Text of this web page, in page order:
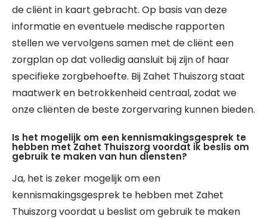
de cliënt in kaart gebracht. Op basis van deze
informatie en eventuele medische rapporten
stellen we vervolgens samen met de cliënt een
zorgplan op dat volledig aansluit bij zijn of haar
specifieke zorgbehoefte. Bij Zahet Thuiszorg staat
maatwerk en betrokkenheid centraal, zodat we
onze cliënten de beste zorgervaring kunnen bieden.
Is het mogelijk om een kennismakingsgesprek te
hebben met Zahet Thuiszorg voordat ik beslis om
gebruik te maken van hun diensten?
Ja, het is zeker mogelijk om een
kennismakingsgesprek te hebben met Zahet
Thuiszorg voordat u beslist om gebruik te maken